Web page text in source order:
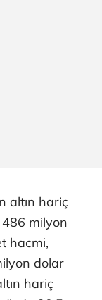
altın hariç
486 milyon
hacmi,
dolar
hariç